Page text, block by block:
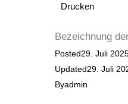
Drucken
Bezeichnung
Posted29. Juli
Updated29. Juli
Byadmin